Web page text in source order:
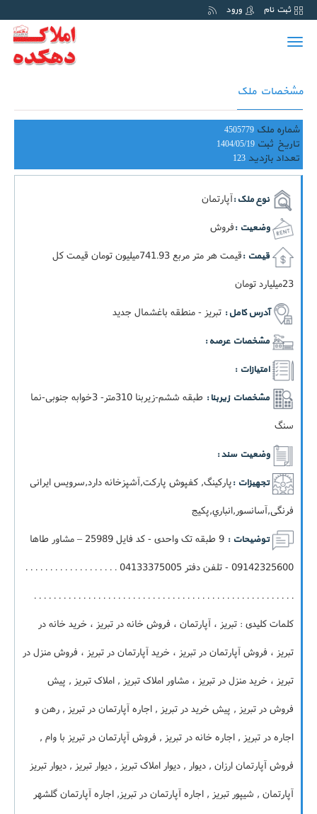
ثبت نام ورود
Toggle
مشخصات ملک
شماره ملک 4505779
تاریخ ثبت 1404/05/19
تعداد بازدید 123
نوع ملک :آپارتمان
وضعیت :فروش
قیمت :
قيمت هر متر مربع 741.93ميليون تومان قيمت کل
23ميليارد تومان
آدرس کامل : تبریز - منطقه باغشمال جدید
مشخصات عرصه :
امتیازات :
مشخصات زیربنا :
طبقه ششم-زيربنا 310متر- 3خوابه جنوبی-نما
سنگ
وضعیت سند :
تجهیزات :پارکینگ, کفپوش پارکت,آشپزخانه دارد,سرویس ایرانی
فرنگی,آسانسور,انباري,پکيج
توضیحات :
9 طبقه تک واحدی - کد فایل 25989 – مشاور طاها
09142325600 - تلفن دفتر 04133375005 . . . . . . . . . . . . . . . . . . .
. . . . . . . . . . . . . . . . . . . . . . . . . . . . . . . . . . . . . . . . . . . . . . . . . . . . .
کلمات کلیدی : تبریز ، آپارتمان ، فروش خانه در تبریز ، خرید خانه در
تبریز ، فروش آپارتمان در تبریز ، خرید آپارتمان در تبریز ، فروش منزل در
تبریز ، خرید منزل در تبریز ، مشاور املاک تبریز , املاک تبریز , پیش
فروش در تبریز , پیش خرید در تبریز , اجاره آپارتمان در تبریز , رهن و
اجاره در تبریز , اجاره خانه در تبریز , فروش آپارتمان در تبریز با وام ,
فروش آپارتمان ارزان , دیوار , دیوار املاک تبریز , دیوار تبریز , دیوار تبریز
آپارتمان , شیپور تبریز , اجاره آپارتمان در تبریز, اجاره آپارتمان گلشهر